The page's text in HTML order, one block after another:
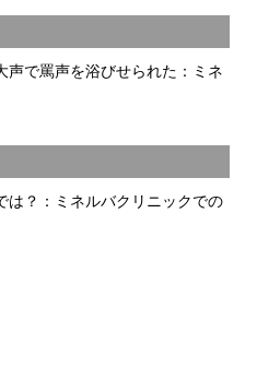
声で罵声を浴びせられた：ミネ
は？：ミネルバクリニックでの